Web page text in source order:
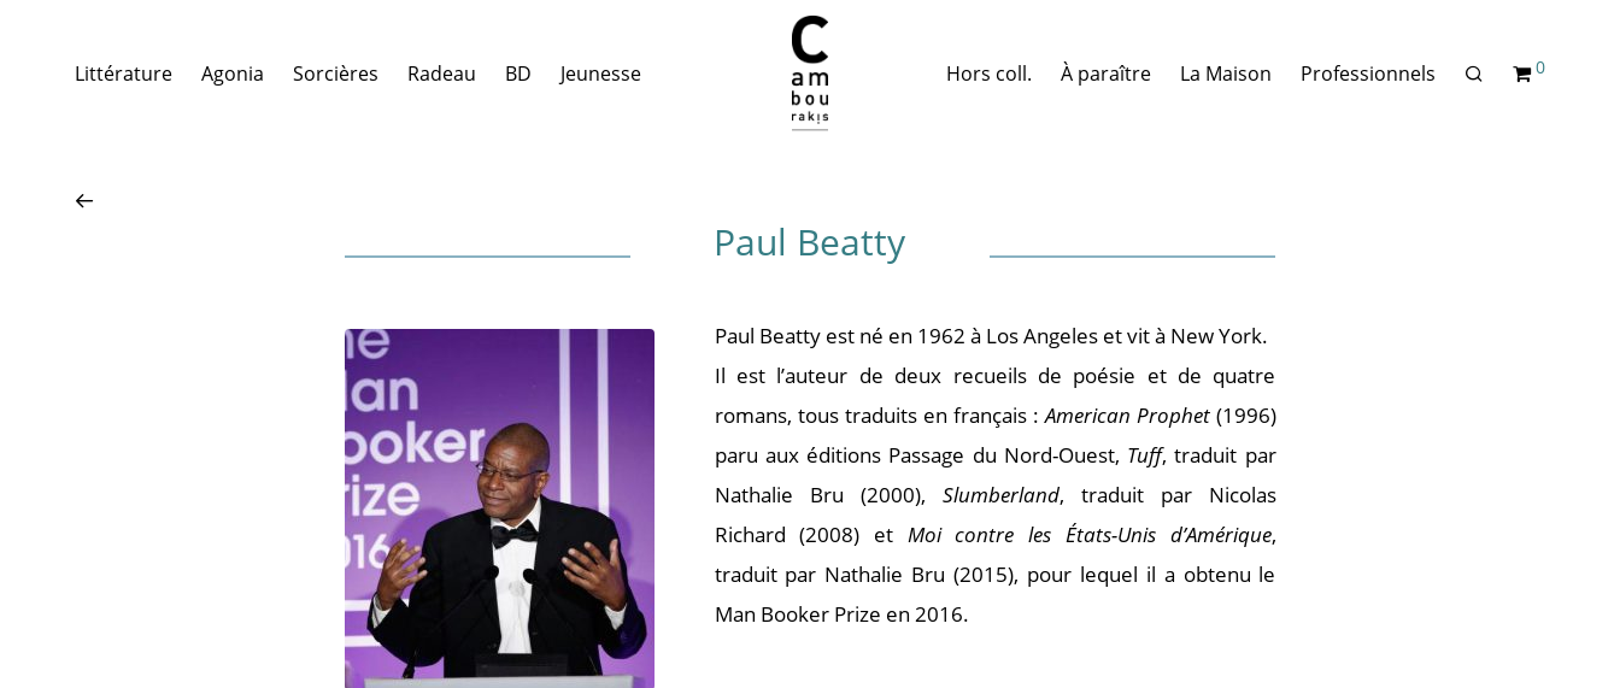
Littérature Agonia Sorcières Radeau BD Jeunesse Hors coll. À paraître La Maison Professionnels 0
Paul Beatty
Paul Beatty est né en 1962 à Los Angeles et vit à New York.
Il est l’auteur de deux recueils de poésie et de quatre
romans, tous traduits en français :American Prophet(1996)
paru aux éditions Passage du Nord-Ouest, Tuff, traduit par
Nathalie Bru (2000), Slumberland, traduit par Nicolas
Richard (2008) et Moi contre les États-Unis d’Amérique,
traduit par Nathalie Bru (2015), pour lequel il a obtenu le
Man Booker Prize en 2016.